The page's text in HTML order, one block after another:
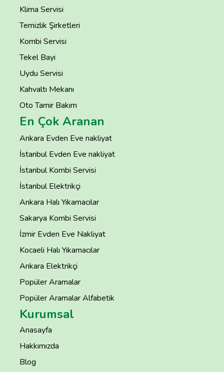
Klima Servisi
Temizlik Şirketleri
Kombi Servisi
Tekel Bayi
Uydu Servisi
Kahvaltı Mekanı
Oto Tamir Bakım
En Çok Aranan
Ankara Evden Eve nakliyat
İstanbul Evden Eve nakliyat
İstanbul Kombi Servisi
İstanbul Elektrikçi
Ankara Halı Yıkamacılar
Sakarya Kombi Servisi
İzmir Evden Eve Nakliyat
Kocaeli Halı Yıkamacılar
Ankara Elektrikçi
Popüler Aramalar
Popüler Aramalar Alfabetik
Kurumsal
Anasayfa
Hakkımızda
Blog